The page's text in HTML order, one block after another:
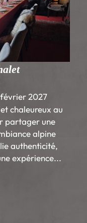
2027
chaleureux au
partager une
alpine
authenticité,
expérience...